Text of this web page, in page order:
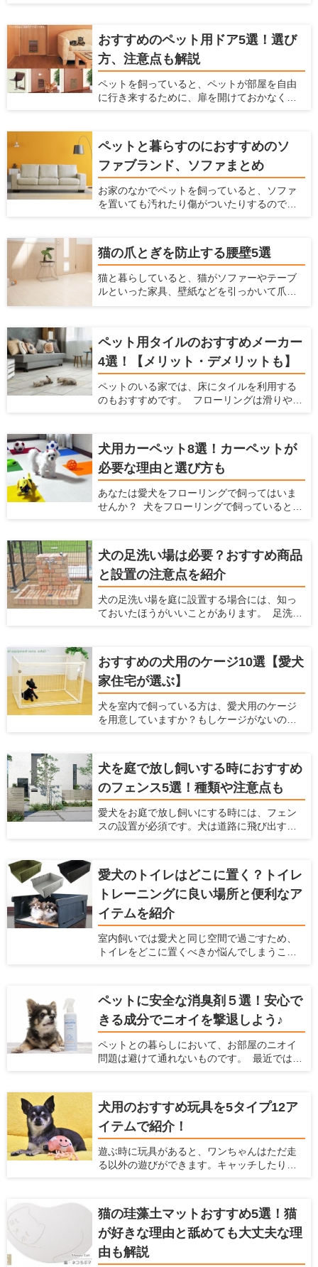
ならないのです。 しかし、この階段の上り下
りは、犬にとって大きな危険をはらんでいま
す。早く対策をしておかないと、犬の体に大
きなダメージを与えることになってしまいま
す。 ここでは、犬が階段に入るのを防ぐ柵
と、階段が犬に及ぼすダメージやリスクを解
おすすめのペット用ドア5選！選び
方、注意点も解説
ペットを飼っていると、ペットが部屋を自由
に行き来するために、扉を開けておかなくて
トイレをおいている時には、部屋に臭いが
入ってきてしまいます。 かといって閉めてお
いても、ペットが移動したいという時に毎回
開け閉めしなくてはならず、面倒ですよね。
そんなときには、ペット用ドアを設置するの
がおすすめです。 ペット用ドアとは、通常の
ペットがお部屋を自由に行き来ができるの
で、とても便利です。 ここでは、おすすめ商
品を紹介するとともに、ペット用ドアの知ら
れざるメリット、ペット用ドアの種類を紹介
します。
ペットと暮らすのにおすすめのソ
ファブランド、ソファまとめ
お家のなかでペットを飼っていると、ソファ
を置いても汚れたり傷がついたりするのでソ
ますし便利です。もしペットを飼っている方
がソファを購入するなら、ソファもペットに
合わせて選ぶ必要があります。 ここでは、
ペットと快適に使えるソファの選び方、お手
入れ方法、おすすめのソファブランドをご紹
猫の爪とぎを防止する腰壁5選
猫と暮らしていると、猫がソファーやテーブ
ルといった家具、壁紙などを引っかいて爪と
の爪とぎを防止する方法や爪とぎ防止に役立
つ腰壁をご紹介します。愛猫の爪とぎ対策を
立てるときの参考にしてみてください。
ペット用タイルのおすすめメーカー
4選！【メリット・デメリットも】
ペットのいる家では、床にタイルを利用する
のもおすすめです。 フローリングは滑りやす
いったデメリットを防げます。 ここでは、
ペットを飼っている家にとってタイルにどの
ようなメリットやデメリットがあるか、どん
なタイルを選べばいいかを解説するととも
に、おすすめのタイルを紹介します。 ペット
を飼っていて、床をタイルにするか検討して
犬用カーペット8選！カーペットが
必要な理由と選び方も
あなたは愛犬をフローリングで飼ってはいま
せんか？ 犬をフローリングで飼っていると、
の足音、フローリングに染みつく臭いなどで
す。こういった悩みを解消するには、カー
ペットを敷くことをおすすめします。 ここで
は犬を飼う場合の家でのカーペットの魅力を
紹介するとともに、愛犬と暮らしやすい家を
提案している愛犬家住宅だからこその視点
る人はぜひ参考にしてくださいね！
犬の足洗い場は必要？おすすめ商品
と設置の注意点を紹介
犬の足洗い場を庭に設置する場合には、知っ
ておいたほうがいいことがあります。 足洗い
て便利です。しかし、足洗い場はただ設置す
るだけだと後々不都合が起こったり、それが
原因で使わなくなったりします。 ここでは、
犬と暮らすための住宅の情報を提供している
愛犬家住宅ならではの視点で、足洗い場に必
要な設備や注意点、おすすめの足洗い場など
おすすめの犬用のケージ10選【愛犬
家住宅が選ぶ】
犬を室内で飼っている方は、愛犬用のケージ
を用意していますか？もしケージがないので
えていたら、犬にとってはとてもマイナスに
なっているかもしれませんよ。 ここでは、犬
にとってケージが大事な理由とケージの種類
や選び方、おすすめの犬用ケージを紹介しよ
うと思います。これまでにたくさんの愛犬家
を見てきた「愛犬家住宅」の視点で、犬用の
犬を庭で放し飼いする時におすすめ
のフェンス5選！種類や注意点も
愛犬をお庭で放し飼いにする時には、フェン
スの設置が必須です。犬は道路に飛び出すこ
したフェンスを設置することで、犬が車にひ
かれることを防げますし、通行人への迷惑も
防げます。 ただ、庭で放し飼いをする時には
どんなフェンスを選べばいいか、どんなポイ
ントに注意すればいいかなどわからないと思
います。ここでは、犬を庭で放し飼いすると
きにおすすめのフェンスを紹介するととも
に、放し飼いするときに気をつけるべきこと
愛犬のトイレはどこに置く？トイレ
トレーニングに良い場所と便利なア
イテムを紹介
室内飼いでは愛犬と同じ空間で過ごすため、
トイレをどこに置くべきか悩んでしまうこと
犬も飼い主もストレスを感じにくい場所はあ
るのでしょうか。 自宅の間取りや掃除のしや
すさを考慮しつつ、トイレ関連のアイテムや
トイレの置き方を工夫すれば、ベストな場所
が見つかるはずです。この記事では、愛犬が
好むトイレの条件とおすすめの場所、トイレ
ペットに安全な消臭剤５選！安心で
きる成分でニオイを撃退しよう♪
ペットとの暮らしにおいて、お部屋のニオイ
問題は避けて通れないものです。 最近ではさ
全かどうか」で選びたいですよね。 今回は
「ペットがいるご家庭でも安心して使える消
臭剤」を5つご紹介します。
犬用のおすすめ玩具を5タイプ12ア
イテムで紹介！
遊ぶ時に玩具があると、ワンちゃんはただ走
る以外の遊びができます。キャッチしたり、
も、玩具は愛犬、飼い主のどちらにとっても
様々なメリットがあります。 ここでは、犬と
の生活の情報を紹介している「愛犬家住宅」
が、犬と楽しむための玩具の種類やメリッ
ト、おすすめ商品を紹介しようと思います。
猫の珪藻土マットおすすめ5選！猫
が好きな理由と舐めても大丈夫な理
由も解説